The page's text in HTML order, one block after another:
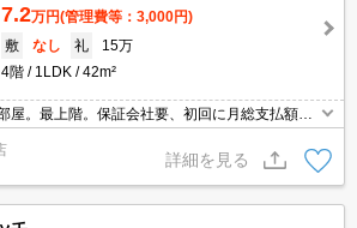
7.2万円(管理費等：3,000円)
敷
なし 礼
15万
4階
1LDK 42m²
屋。最上階。保証会社要、初回に月総支払額の
詳細を見る